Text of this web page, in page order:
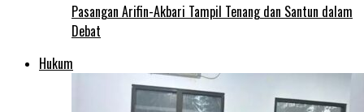
Pasangan Arifin-Akbari Tampil Tenang dan Santun dalam
Debat
Hukum